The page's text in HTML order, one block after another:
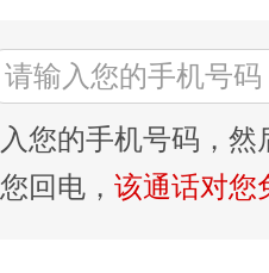
您的手机号码，
回电， 该通话对您